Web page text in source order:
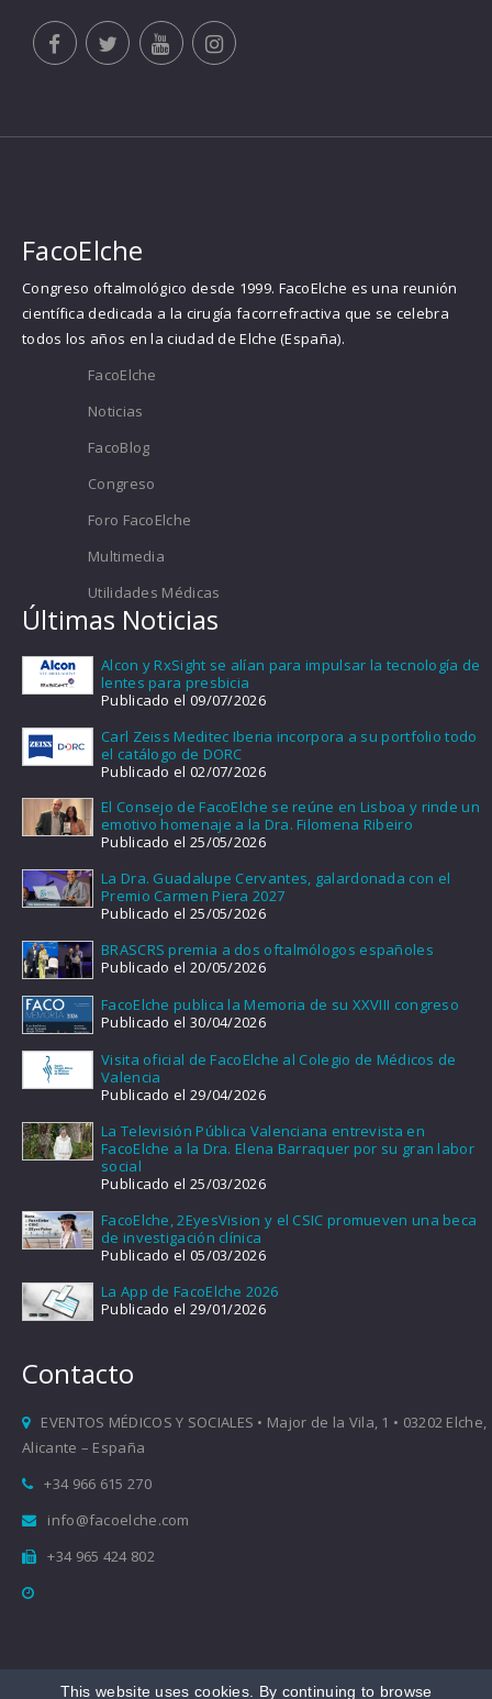
FacoElche
Congreso oftalmológico desde 1999. FacoElche es una reunión
científica dedicada a la cirugía facorrefractiva que se celebra
todos los años en la ciudad de Elche (España).
FacoElche
Noticias
FacoBlog
Congreso
Foro FacoElche
Multimedia
Utilidades Médicas
Últimas Noticias
Alcon y RxSight se alían para impulsar la tecnología de
lentes para presbicia
Publicado el 09/07/2026
Carl Zeiss Meditec Iberia incorpora a su portfolio todo
el catálogo de DORC
Publicado el 02/07/2026
El Consejo de FacoElche se reúne en Lisboa y rinde un
emotivo homenaje a la Dra. Filomena Ribeiro
Publicado el 25/05/2026
La Dra. Guadalupe Cervantes, galardonada con el
Premio Carmen Piera 2027
Publicado el 25/05/2026
BRASCRS premia a dos oftalmólogos españoles
Publicado el 20/05/2026
FacoElche publica la Memoria de su XXVIII congreso
Publicado el 30/04/2026
Visita oficial de FacoElche al Colegio de Médicos de
Valencia
Publicado el 29/04/2026
La Televisión Pública Valenciana entrevista en
FacoElche a la Dra. Elena Barraquer por su gran labor
social
Publicado el 25/03/2026
FacoElche, 2EyesVision y el CSIC promueven una beca
de investigación clínica
Publicado el 05/03/2026
La App de FacoElche 2026
Publicado el 29/01/2026
Contacto
EVENTOS MÉDICOS Y SOCIALES • Major de la Vila, 1 • 03202 Elche,
Alicante – España
+34 966 615 270
info@facoelche.com
+34 965 424 802
This website uses cookies. By continuing to browse